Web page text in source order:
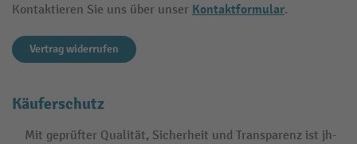
Kontaktieren Sie uns über unser Kontaktformular.
Vertrag widerrufen
Käuferschutz
Mit geprüfter Qualität, Sicherheit und Transparenz ist jh-